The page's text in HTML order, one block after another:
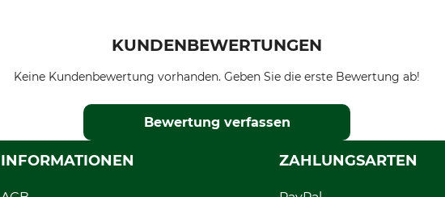
KUNDENBEWERTUNGEN
Keine Kundenbewertung vorhanden. Geben Sie die erste Bewertung ab!
Bewertung verfassen
INFORMATIONEN ZAHLUNGSARTEN